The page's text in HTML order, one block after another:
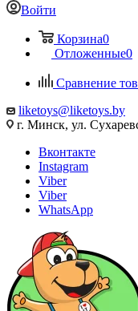
Войти
Корзина0
Отложенные0
Сравнение
liketoys@liketoys.by
г. Минск, ул.
Вконтакте
Instagram
Viber
Viber
WhatsApp